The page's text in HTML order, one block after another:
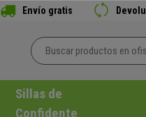
Envío gratis
Sillas de
Confidente